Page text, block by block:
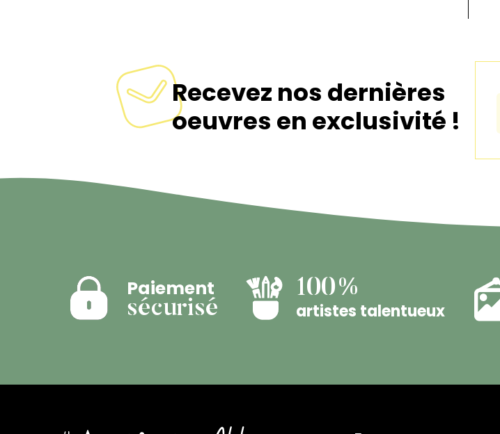
Recevez nos dernières
oeuvres en exclusivité !
Paiement
sécurisé
100%
artistes talentueux